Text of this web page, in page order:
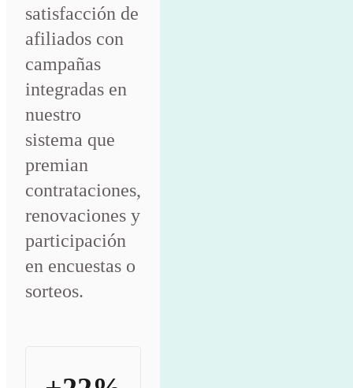
satisfacción de
afiliados con
campañas
integradas en
nuestro
sistema que
premian
contrataciones,
renovaciones y
participación
en encuestas o
sorteos.